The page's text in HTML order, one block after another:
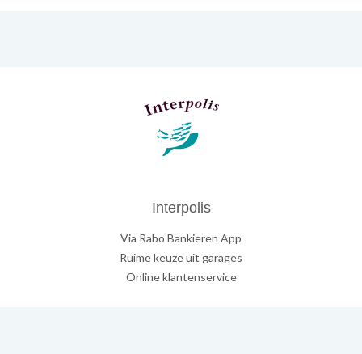
Interpolis
Via Rabo Bankieren App
Ruime keuze uit garages
Online klantenservice